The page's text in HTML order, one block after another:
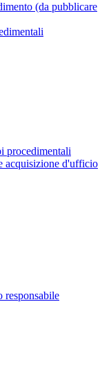
(da pubblicare
procedimentali
acquisizione d'ufficio